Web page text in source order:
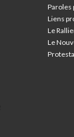
Paroles
Liens
Le
Le